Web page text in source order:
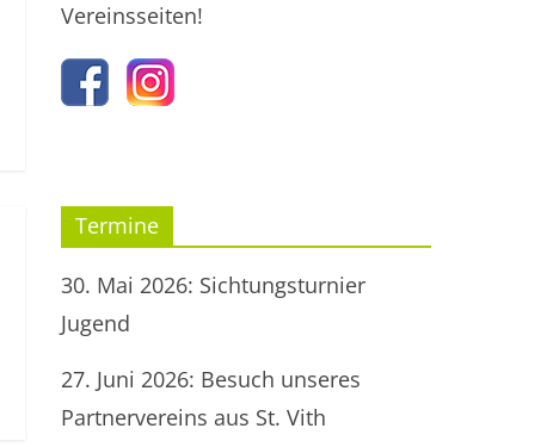
Vereinsseiten!
Termine
30. Mai 2026: Sichtungsturnier
Jugend
27. Juni 2026: Besuch unseres
Partnervereins aus St. Vith